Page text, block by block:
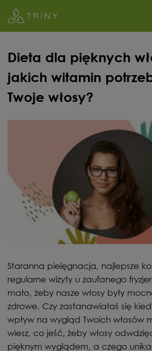
Dieta dla pięknych
jakich witamin
Twoje włosy?
Staranna pielęgnacja, najlepsze
regularne wizyty u zaufanego
mało, żeby nasze włosy były
zdrowe. Czy zastanawiałaś się
wpływ na wygląd Twoich włosów
wiesz, co jeść, żeby włosy
pięknym wyglądem, a czego